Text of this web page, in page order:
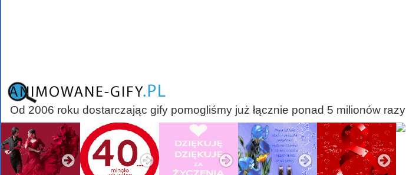
Od 2006 roku dostarczając gify pomogliśmy już łącznie ponad 5 milionów razy